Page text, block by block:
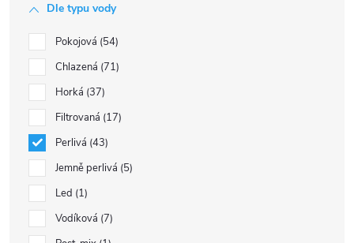
Dle typu vody
Pokojová 54
Chlazená 71
Horká 37
Filtrovaná 17
Perlivá 43
Jemně perlivá 5
Led 1
Vodíková 7